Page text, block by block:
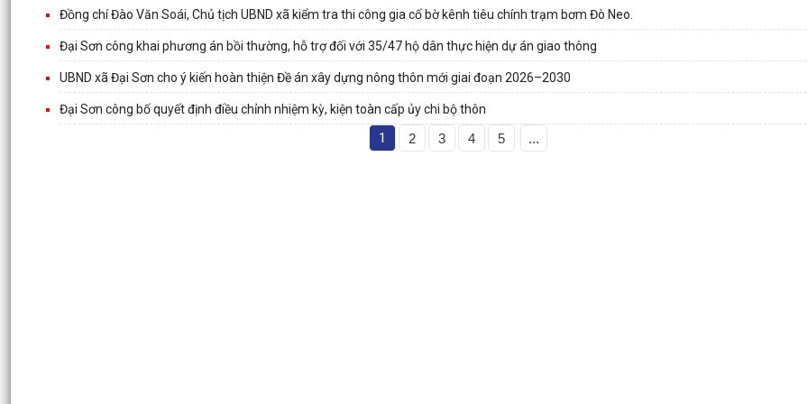
Đồng chí Đào Văn Soái, Chủ tịch UBND xã kiểm tra thi công gia cố bờ kênh tiêu chính trạm bơm Đò Neo.
Đại Sơn công khai phương án bồi thường, hỗ trợ đối với 35/47 hộ dân thực hiện dự án giao thông
UBND xã Đại Sơn cho ý kiến hoàn thiện Đề án xây dựng nông thôn mới giai đoạn 2026–2030
Đại Sơn công bố quyết định điều chỉnh nhiệm kỳ, kiện toàn cấp ủy chi bộ thôn
1 2 3 4 5 ...